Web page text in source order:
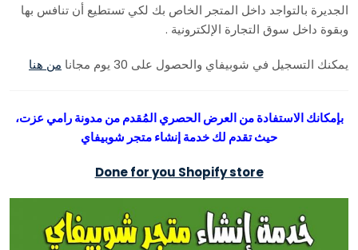
الجديرة بالتواجد داخل المتجر الخاص بك لكي تستطيع أن تنافس بها
وبقوة داخل سوق التجارة الإلكترونية .
يمكنك التسجيل في شوبيفاي والحصول على 30 يوم مجانا من هنا
بإمكانك الاستفادة من العرض الحصري المُقدم من مدونة رامي عزت،
حيث تقدم لك خدمة إنشاء متجر شوبيفاي
Done for you Shopify store